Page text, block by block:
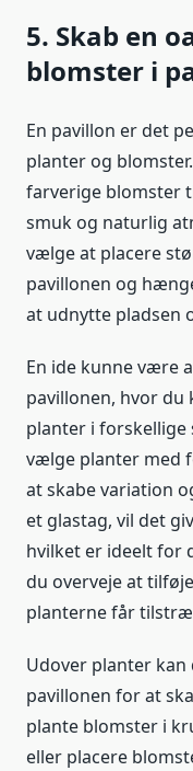
5. Skab en
blomster i
En pavillon er det
planter og
farverige blomster
smuk og naturlig
vælge at placere
pavillonen og
at udnytte pladsen
En ide kunne være
pavillonen, hvor du
planter i forskellige
vælge planter med
at skabe variation
et glastag, vil det
hvilket er ideelt for
du overveje at
planterne får
Udover planter
pavillonen for at
plante blomster i
eller placere